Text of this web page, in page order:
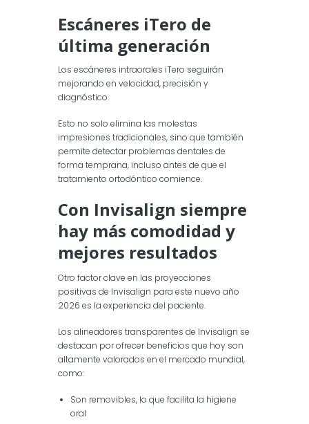
Escáneres iTero de
última generación
Los escáneres intraorales iTero seguirán
mejorando en velocidad, precisión y
diagnóstico.
Esto no solo elimina las molestas
impresiones tradicionales, sino que también
permite detectar problemas dentales de
forma temprana, incluso antes de que el
tratamiento ortodóntico comience.
Con Invisalign siempre
hay más comodidad y
mejores resultados
Otro factor clave en las proyecciones
positivas de Invisalign para este nuevo año
2026 es la experiencia del paciente.
Los alineadores transparentes de Invisalign se
destacan por ofrecer beneficios que hoy son
altamente valorados en el mercado mundial,
como:
Son removibles, lo que facilita la higiene
oral